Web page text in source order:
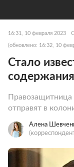
16:31, 10 февраля 2023
(обновлено: 16:32, 10
Стало
Правозащитница
отправят в
Алена